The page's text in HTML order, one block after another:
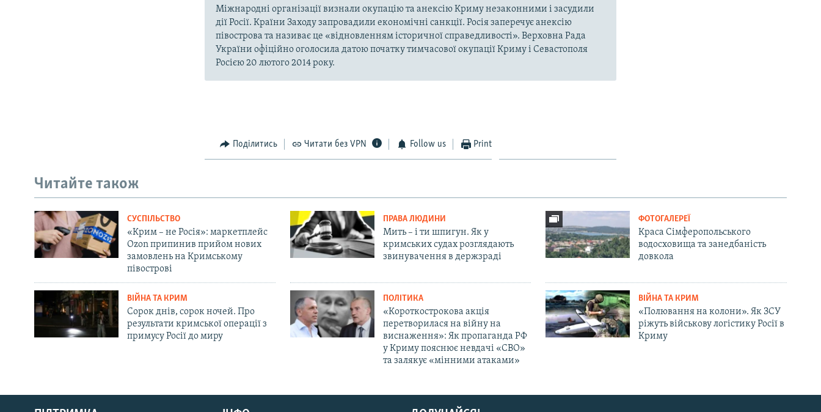
Русский
Міжнародні організації визнали окупацію та анексію Криму незаконними і засудили
дії Росії. Країни Заходу запровадили економічні санкції. Росія заперечує анексію
півострова та називає це «відновленням історичної справедливості». Верховна Рада
України офіційно оголосила датою початку тимчасової окупації Криму і Севастополя
Росією 20 лютого 2014 року.
Поділитись Читати без VPN Follow us Print
Читайте також
СУСПІЛЬСТВО
«Крим – не Росія»: маркетплейс
Ozon припинив прийом нових
замовлень на Кримському
півострові
ПРАВА ЛЮДИНИ
Мить – і ти шпигун. Як у
кримських судах розглядають
звинувачення в держзраді
ФОТОГАЛЕРЕЇ
Краса Сімферопольського
водосховища та занедбаність
довкола
ВІЙНА ТА КРИМ
Сорок днів, сорок ночей. Про
результати кримської операції з
примусу Росії до миру
ПОЛІТИКА
«Короткострокова акція
перетворилася на війну на
виснаження»: Як пропаганда РФ
у Криму пояснює невдачі «СВО»
та залякує «мінними атаками»
ВІЙНА ТА КРИМ
«Полювання на колони». Як ЗСУ
ріжуть військову логістику Росії в
Криму